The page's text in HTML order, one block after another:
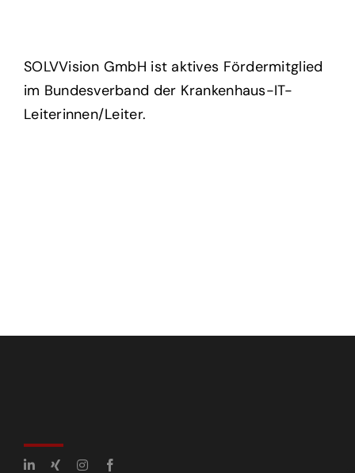
SOLVVision GmbH ist aktives Fördermitglied
im Bundesverband der Krankenhaus-IT-
Leiterinnen/Leiter.